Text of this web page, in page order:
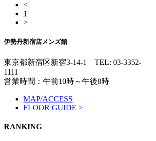
<
1
>
伊勢丹新宿店メンズ館
東京都新宿区新宿3-14-1 TEL: 03-3352-
1111
営業時間：午前10時～午後8時
MAP/ACCESS
FLOOR GUIDE >
RANKING